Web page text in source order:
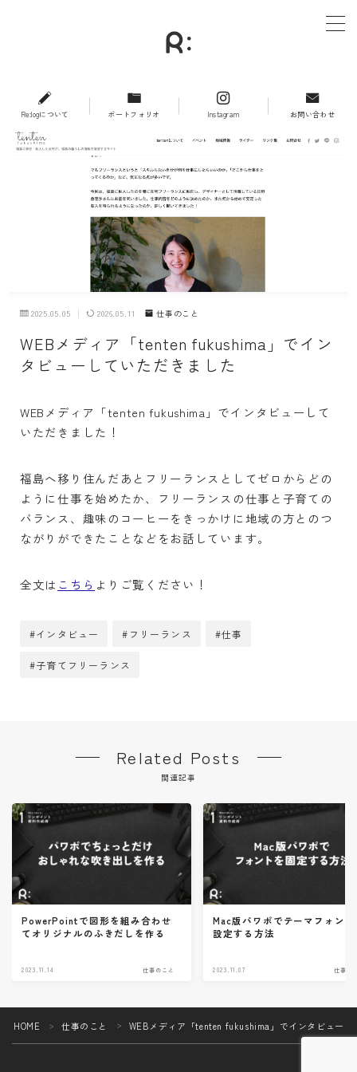
Re:logについて ポートフォリオ Instagram お問い合わせ
2025.05.05 2026.05.11 仕事のこと
WEBメディア「tenten fukushima」でイン
タビューしていただきました
WEBメディア「tenten fukushima」でインタビューして
いただきました！
福島へ移り住んだあとフリーランスとしてゼロからどの
ように仕事を始めたか、フリーランスの仕事と子育ての
バランス、趣味のコーヒーをきっかけに地域の方とのつ
ながりができたことなどをお話しています。
全文は こちら よりご覧ください！
#インタビュー #フリーランス #仕事
#子育てフリーランス
Related Posts
関連記事
PowerPointで図形を組み合わせ
てオリジナルのふきだしを作る
2023.11.14 仕事のこと
Mac版パワポでテーマフォン
設定する方法
2023.11.07 仕事の
HOME ＞ 仕事のこと ＞ WEBメディア「tenten fukushima」でインタビューし